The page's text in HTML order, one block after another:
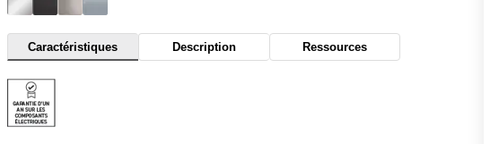
Caractéristiques Description Ressources